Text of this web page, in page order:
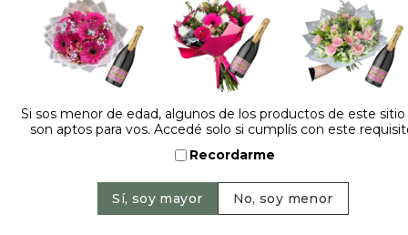
Dejá tu opinión
NOMBRE
Si sos menor de edad, algunos de los productos de este
son aptos para vos. Accedé solo si cumplís con este
Recordarme